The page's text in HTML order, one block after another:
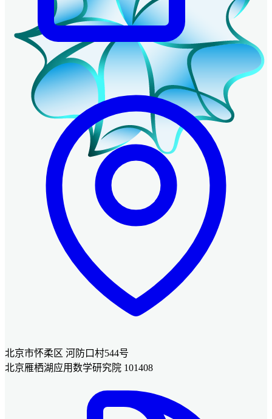
北京市怀柔区 河防口村544号
北京雁栖湖应用数学研究院 101408